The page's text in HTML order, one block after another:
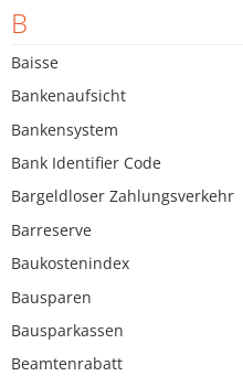
B
Baisse
Bankenaufsicht
Bankensystem
Bank Identifier Code
Bargeldloser Zahlungsverkehr
Barreserve
Baukostenindex
Bausparen
Bausparkassen
Beamtenrabatt